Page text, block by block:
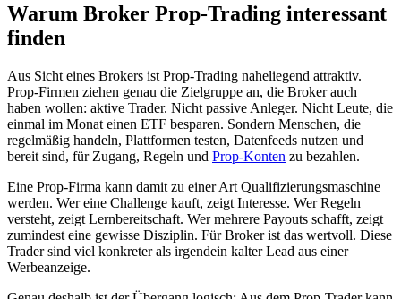
Warum Broker Prop-Trading interessant
finden
Aus Sicht eines Brokers ist Prop-Trading naheliegend attraktiv.
Prop-Firmen ziehen genau die Zielgruppe an, die Broker auch
haben wollen: aktive Trader. Nicht passive Anleger. Nicht Leute, die
einmal im Monat einen ETF besparen. Sondern Menschen, die
regelmäßig handeln, Plattformen testen, Datenfeeds nutzen und
bereit sind, für Zugang, Regeln und Prop-Konten zu bezahlen.
Eine Prop-Firma kann damit zu einer Art Qualifizierungsmaschine
werden. Wer eine Challenge kauft, zeigt Interesse. Wer Regeln
versteht, zeigt Lernbereitschaft. Wer mehrere Payouts schafft, zeigt
zumindest eine gewisse Disziplin. Für Broker ist das wertvoll. Diese
Trader sind viel konkreter als irgendein kalter Lead aus einer
Werbeanzeige.